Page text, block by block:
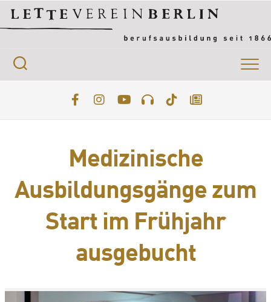
content
Medizinische
Ausbildungsgänge zum
Start im Frühjahr
ausgebucht